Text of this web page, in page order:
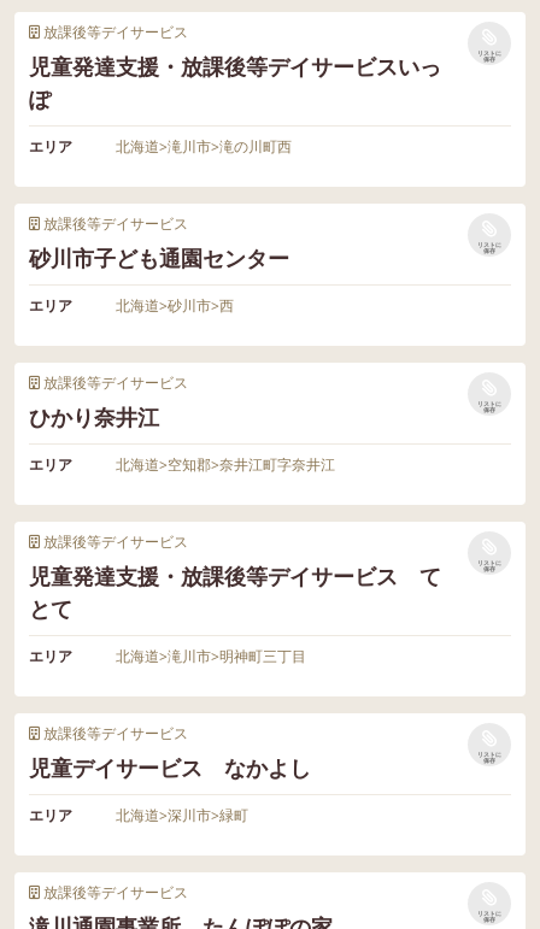
放課後等デイサービス
児童発達支援・放課後等デイサービスいっ
ぽ
リストに
保存
エリア 北海道>滝川市>滝の川町西
放課後等デイサービス
砂川市子ども通園センター
リストに
保存
エリア 北海道>砂川市>西
放課後等デイサービス
ひかり奈井江
リストに
保存
エリア 北海道>空知郡>奈井江町字奈井江
放課後等デイサービス
児童発達支援・放課後等デイサービス て
とて
リストに
保存
エリア 北海道>滝川市>明神町三丁目
放課後等デイサービス
児童デイサービス なかよし
リストに
保存
エリア 北海道>深川市>緑町
放課後等デイサービス
リストに
保存